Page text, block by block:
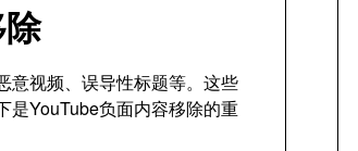
意视频、误导性标题等。这些
是YouTube负面内容移除的重